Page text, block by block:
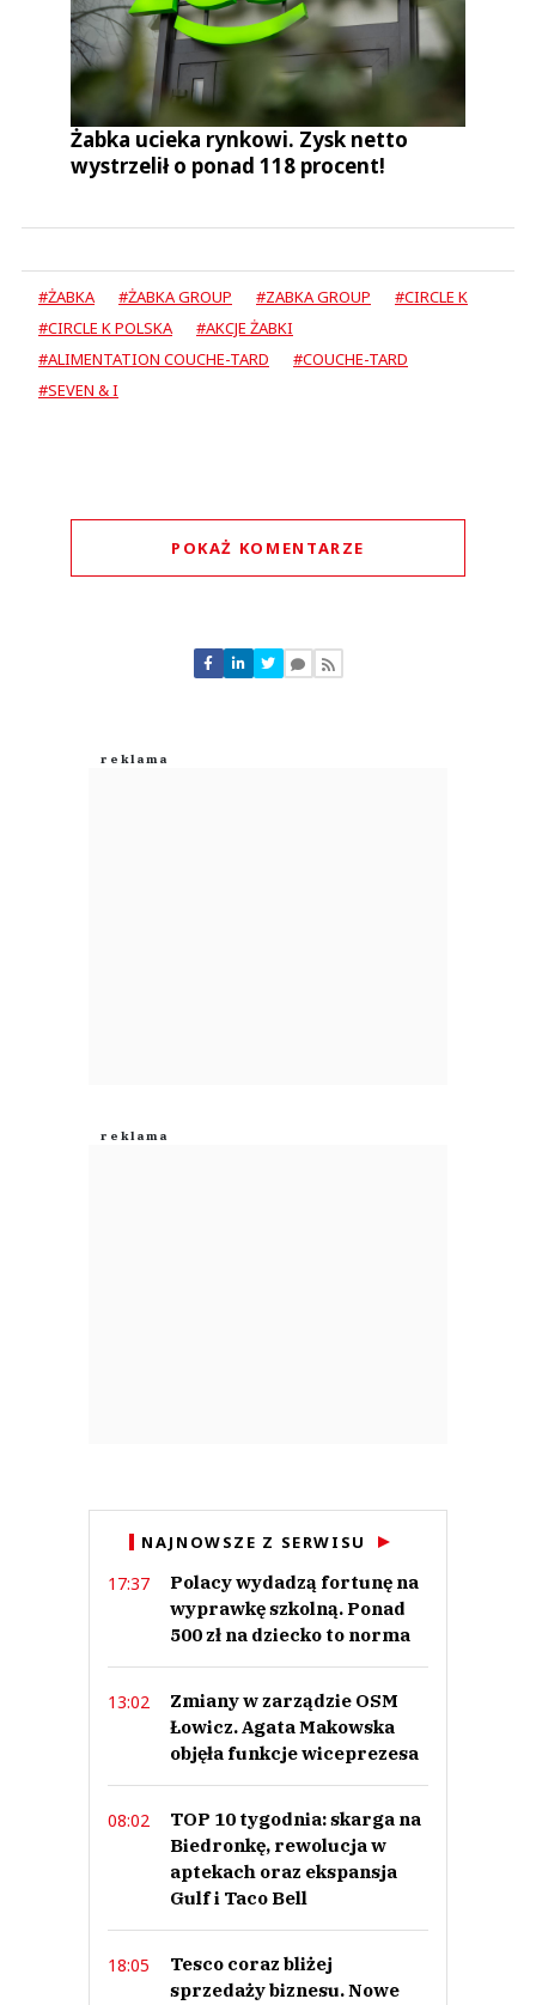
Żabka ucieka rynkowi. Zysk netto
wystrzelił o ponad 118 procent!
#ŻABKA #ŻABKA GROUP #ZABKA GROUP
#CIRCLE K
#CIRCLE K POLSKA
#AKCJE ŻABKI
#ALIMENTATION COUCHE-TARD
#COUCHE-TARD
#SEVEN & I
POKAŻ KOMENTARZE
Nie znaleziono komentarzy
Zostaw swoje komentarze
NAJNOWSZE Z SERWISU
17:37
Polacy wydadzą fortunę na
wyprawkę szkolną. Ponad
500 zł na dziecko to norma
13:02
Zmiany w zarządzie OSM
Łowicz. Agata Makowska
objęła funkcje wiceprezesa
08:02
TOP 10 tygodnia: skarga na
Biedronkę, rewolucja w
aptekach oraz ekspansja
Gulf i Taco Bell
18:05
Tesco coraz bliżej
sprzedaży biznesu. Nowe